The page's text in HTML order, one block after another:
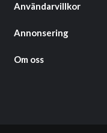
Användarvillkor
Annonsering
Om oss